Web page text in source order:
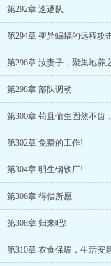
第292章 巡逻队
第294章 变异蝙蝠的远程攻
第296章 汝妻子，聚集地养
第298章 部队调动
第302章 免费的工作!
第304章 明生钢铁厂!
第306章 得偿所愿
第308章 归来吧!
第310章 衣食保暖，生活安